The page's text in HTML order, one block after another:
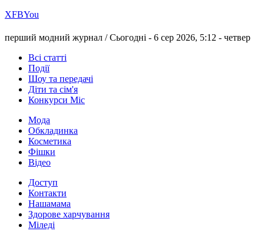
ХFBYou
перший модний журнал /Сьогодні - 6 сер 2026, 5:12 - четвер
Всі статті
Події
Шоу та передачі
Діти та сім'я
Конкурси Міс
Мода
Обкладинка
Косметика
Фішки
Відео
Доступ
Контакти
Нашамама
Здорове харчування
Міледі